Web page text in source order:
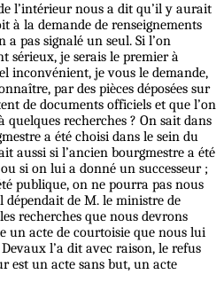
l’intérieur nous a dit qu’il y aurait
à la demande de renseignements
a pas signalé un seul. Si l’on
sérieux, je serais le premier à
inconvénient, je vous le demande,
par des pièces déposées sur
de documents officiels et que l’on
recherches ? On sait dans
a été choisi dans le sein du
aussi si l’ancien bourgmestre a été
si on lui a donné un successeur ;
publique, on ne pourra pas nous
dépendait de M. le ministre de
recherches que nous devrons
un acte de courtoisie que nous lui
l’a dit avec raison, le refus
est un acte sans but, un acte